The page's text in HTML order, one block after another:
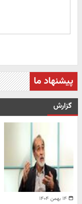
پیشنهاد ما
گزارش
۱۴ بهمن ۱۴۰۴